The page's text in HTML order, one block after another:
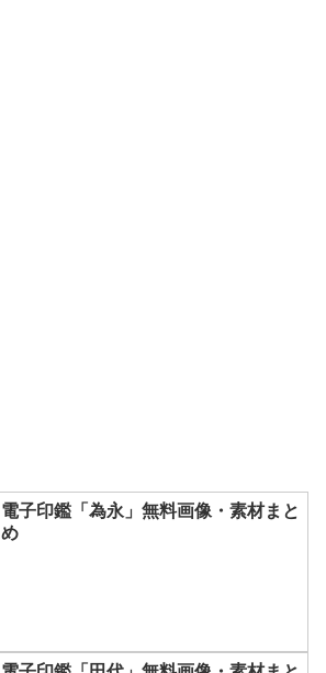
電子印鑑「為永」無料画像・素材まと
め